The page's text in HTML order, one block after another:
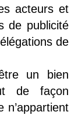
acteurs et
de publicité
de
un bien
de façon
n’appartient